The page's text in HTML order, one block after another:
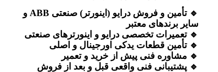
🔹 تأمین و فروش درایو (اینورتر) صنعتی ABB و
سایر برندهای معتبر
🔹 تعمیرات تخصصی درایو و اینورترهای صنعتی
🔹 تأمین قطعات یدکی اورجینال و اصلی
🔹 مشاوره فنی پیش از خرید و تعمیر
🔹 پشتیبانی فنی واقعی قبل و بعد از فروش